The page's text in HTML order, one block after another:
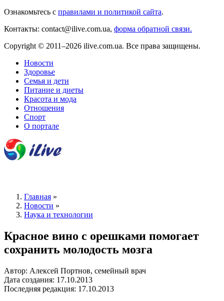
Ознакомьтесь с правилами и политикой сайта.
Контакты: contact@ilive.com.ua, форма обратной связи.
Copyright © 2011–2026 ilive.com.ua. Все права защищены.
Новости
Здоровье
Семья и дети
Питание и диеты
Красота и мода
Отношения
Спорт
О портале
Главная »
Новости »
Наука и технологии
Красное вино с орешками помогает
сохранить молодость мозга
Автор: Алексей Портнов, семейный врач
Дата создания: 17.10.2013
Последняя редакция: 17.10.2013